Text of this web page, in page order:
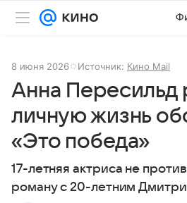
8 июня 2026 Источник: Кино Mail
Анна Пересильд
личную жизнь
«Это победа»
17-летняя актриса не
роману с 20-летним